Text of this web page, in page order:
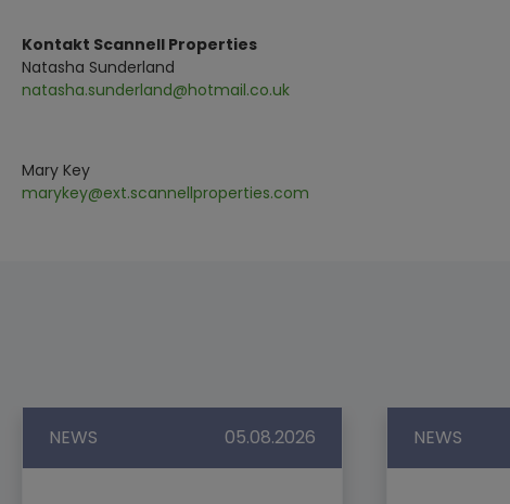
Kontakt Scannell Properties
Natasha Sunderland
natasha.sunderland@hotmail.co.uk
Mary Key
marykey@ext.scannellproperties.com
NEWS 05.08.2026 NEWS